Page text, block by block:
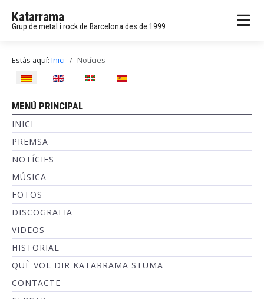
Katarrama
Grup de metal i rock de Barcelona des de 1999
Estàs aquí: Inici Notícies
Seleccioni el seu idioma
MENÚ PRINCIPAL
INICI
PREMSA
NOTÍCIES
MÚSICA
FOTOS
DISCOGRAFIA
VIDEOS
HISTORIAL
QUÈ VOL DIR KATARRAMA STUMA
CONTACTE